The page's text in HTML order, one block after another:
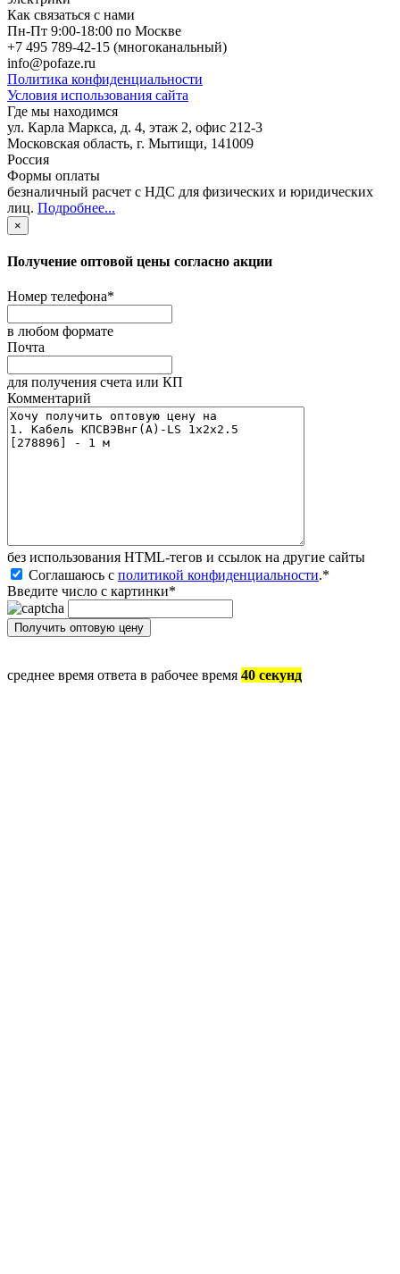
Как связаться с нами
Пн-Пт 9:00-18:00 по Москве
+7 495 789-42-15 (многоканальный)
info@pofaze.ru
Политика конфиденциальности
Условия использования сайта
Где мы находимся
ул. Карла Маркса, д. 4, этаж 2, офис 212-3
Московская область, г. Мытищи, 141009
Россия
Формы оплаты
безналичный расчет с НДС для физических и юридических
лиц. Подробнее...
×
Получение оптовой цены согласно акции
Номер телефона*
в любом формате
Почта
для получения счета или КП
Комментарий
без иcпользования HTML-тегов и ссылок на другие сайты
Соглашаюсь с политикой конфиденциальности.*
Введите число с картинки*
среднее время ответа в рабочее время 40 секунд